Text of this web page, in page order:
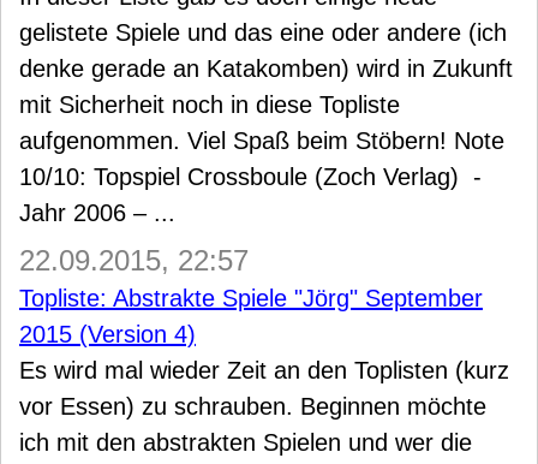
gelistete Spiele und das eine oder andere (ich
denke gerade an Katakomben) wird in Zukunft
mit Sicherheit noch in diese Topliste
aufgenommen. Viel Spaß beim Stöbern! Note
10/10: Topspiel Crossboule (Zoch Verlag) -
Jahr 2006 – ...
22.09.2015, 22:57
Topliste: Abstrakte Spiele "Jörg" September
2015 (Version 4)
Es wird mal wieder Zeit an den Toplisten (kurz
vor Essen) zu schrauben. Beginnen möchte
ich mit den abstrakten Spielen und wer die